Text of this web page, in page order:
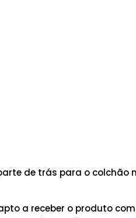
de trás para o colchão
a receber o produto